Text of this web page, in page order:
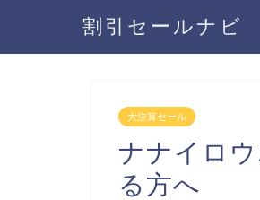
割引セールナビ
大決算セール
ナナイロ
る方へ